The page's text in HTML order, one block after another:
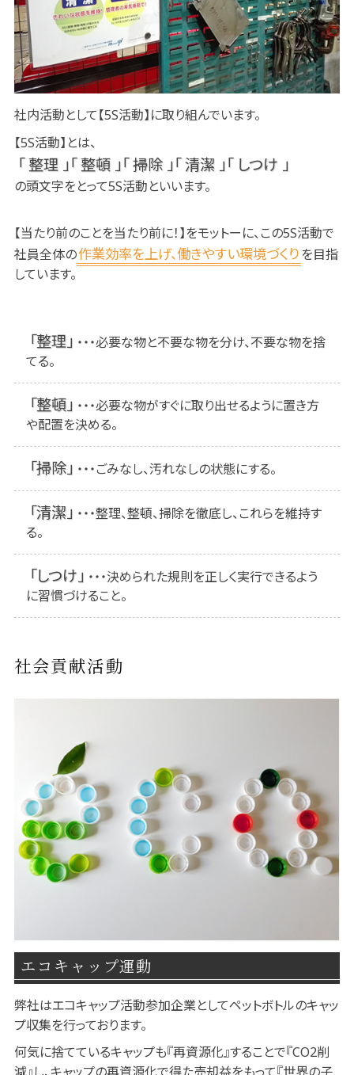
社内活動として【5S活動】に取り組んでいます。
【5S活動】とは、
「 整理 」「 整頓 」「 掃除 」「 清潔 」「 しつけ 」
の頭文字をとって5S活動といいます。
【当たり前のことを当たり前に！】をモットーに、この5S活動で
社員全体の作業効率を上げ、働きやすい環境づくり を目指
しています。
「整理」 ・・・必要な物と不要な物を分け、不要な物を捨
てる。
「整頓」 ・・・必要な物がすぐに取り出せるように置き方
や配置を決める。
「掃除」 ・・・ごみなし、汚れなしの状態にする。
「清潔」 ・・・整理、整頓、掃除を徹底し、これらを維持す
る。
「しつけ」 ・・・決められた規則を正しく実行できるよう
に習慣づけること。
社会貢献活動
エコキャップ運動
弊社はエコキャップ活動参加企業としてペットボトルのキャッ
プ収集を行っております。
何気に捨てているキャップも『再資源化』することで『CO2削